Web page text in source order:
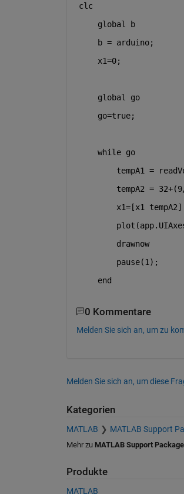
clc
global
b
    b = arduino;
    x1=0;
global go
    go=true;
while go
tempA1 =
tempA2 =
x1=[x1
        drawnow
        pause(1);
end
0 Kommentare
Melden Sie sich an, um zu
Melden Sie sich an, um diese
Kategorien
MATLAB MATLAB Support
Mehr zu MATLAB Support
Produkte
MATLAB